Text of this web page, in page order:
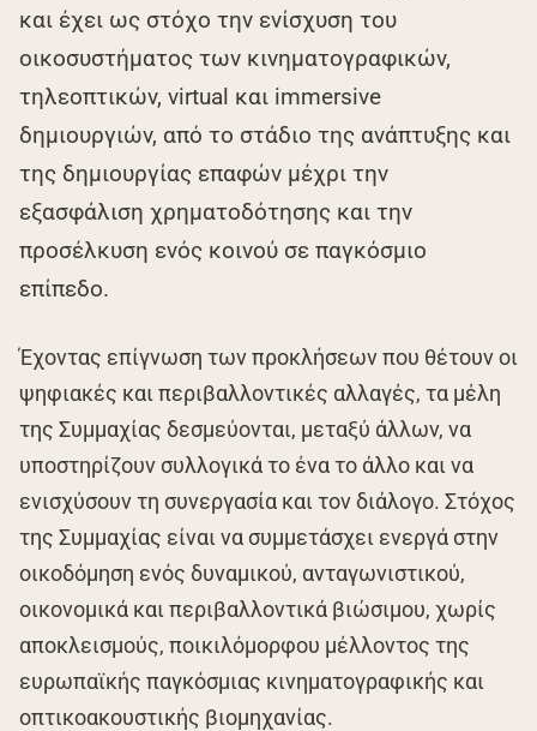
και έχει ως στόχο την ενίσχυση του
οικοσυστήματος των κινηματογραφικών,
τηλεοπτικών, virtual και immersive
δημιουργιών, από το στάδιο της ανάπτυξης και
της δημιουργίας επαφών μέχρι την
εξασφάλιση χρηματοδότησης και την
προσέλκυση ενός κοινού σε παγκόσμιο
επίπεδο.
Έχοντας επίγνωση των προκλήσεων που θέτουν οι
ψηφιακές και περιβαλλοντικές αλλαγές, τα μέλη
της Συμμαχίας δεσμεύονται, μεταξύ άλλων, να
υποστηρίζουν συλλογικά το ένα το άλλο και να
ενισχύσουν τη συνεργασία και τον διάλογο. Στόχος
της Συμμαχίας είναι να συμμετάσχει ενεργά στην
οικοδόμηση ενός δυναμικού, ανταγωνιστικού,
οικονομικά και περιβαλλοντικά βιώσιμου, χωρίς
αποκλεισμούς, ποικιλόμορφου μέλλοντος της
ευρωπαϊκής παγκόσμιας κινηματογραφικής και
οπτικοακουστικής βιομηχανίας.